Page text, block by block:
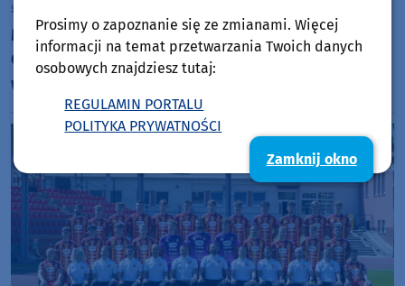
środa, 5 sierpnia 2026, 10:42
Międzynarodowe sukcesy zawodniczek
Chojnickiego Klubu Żeglarskiego. Klara Sobczak
wicemistrzynią świata, a Basia Gmurek trzecia w
Europie. "Rewelacyjny wynik"
Prosimy o zapoznanie się ze zmianami. Więcej
informacji na temat przetwarzania Twoich danych
osobowych znajdziesz tutaj:
REGULAMIN PORTALU
POLITYKA PRYWATNOŚCI
Zamknij okno